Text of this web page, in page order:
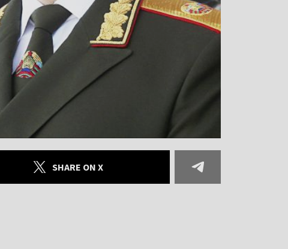
SHARE ON X